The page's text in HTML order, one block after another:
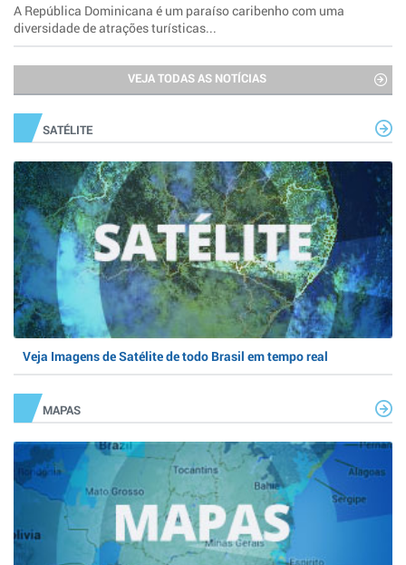
A República Dominicana é um paraíso caribenho com uma
diversidade de atrações turísticas...
VEJA TODAS AS NOTÍCIAS
SATÉLITE
Veja Imagens de Satélite de todo Brasil em tempo real
MAPAS